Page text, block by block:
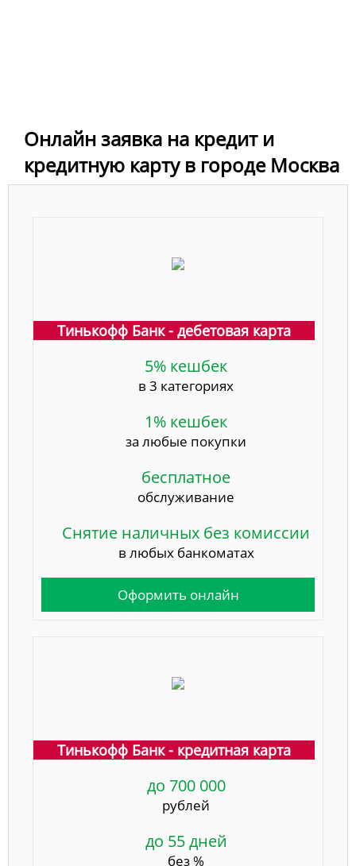
Онлайн заявка на кредит и
кредитную карту в городе Москва
Тинькофф Банк - дебетовая карта
5% кешбек
в 3 категориях
1% кешбек
за любые покупки
бесплатное
обслуживание
Снятие наличных без комиссии
в любых банкоматах
Оформить онлайн
Тинькофф Банк - кредитная карта
до 700 000
рублей
до 55 дней
без %